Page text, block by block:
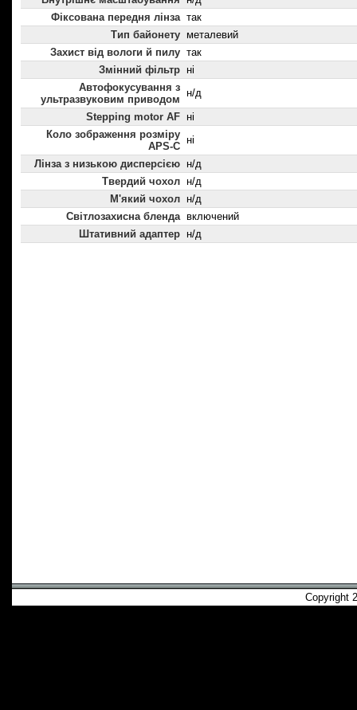
Фіксована передня лінза так
Тип байонету металевий
Захист від вологи й пилу так
Змінний фільтр ні
Автофокусування з
ультразвуковим приводом
н/д
Stepping motor AF ні
Коло зображення розміру
APS-C
ні
Лінза з низькою дисперсією н/д
Твердий чохол н/д
М'який чохол н/д
Світлозахисна бленда включений
Штативний адаптер н/д
Copyright